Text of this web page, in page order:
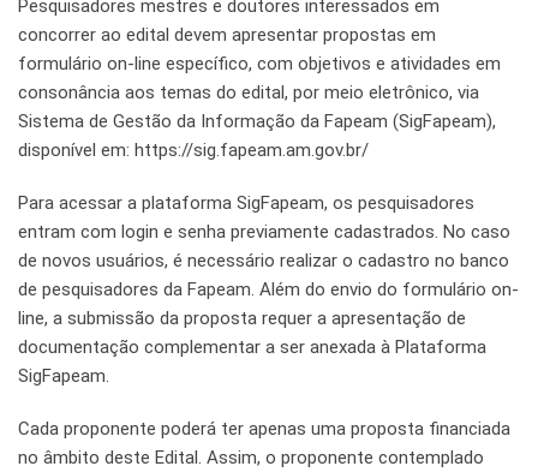
Pesquisadores mestres e doutores interessados em
concorrer ao edital devem apresentar propostas em
formulário on-line específico, com objetivos e atividades em
consonância aos temas do edital, por meio eletrônico, via
Sistema de Gestão da Informação da Fapeam (SigFapeam),
disponível em: https://sig.fapeam.am.gov.br/
Para acessar a plataforma SigFapeam, os pesquisadores
entram com login e senha previamente cadastrados. No caso
de novos usuários, é necessário realizar o cadastro no banco
de pesquisadores da Fapeam. Além do envio do formulário on-
line, a submissão da proposta requer a apresentação de
documentação complementar a ser anexada à Plataforma
SigFapeam.
Cada proponente poderá ter apenas uma proposta financiada
no âmbito deste Edital. Assim, o proponente contemplado